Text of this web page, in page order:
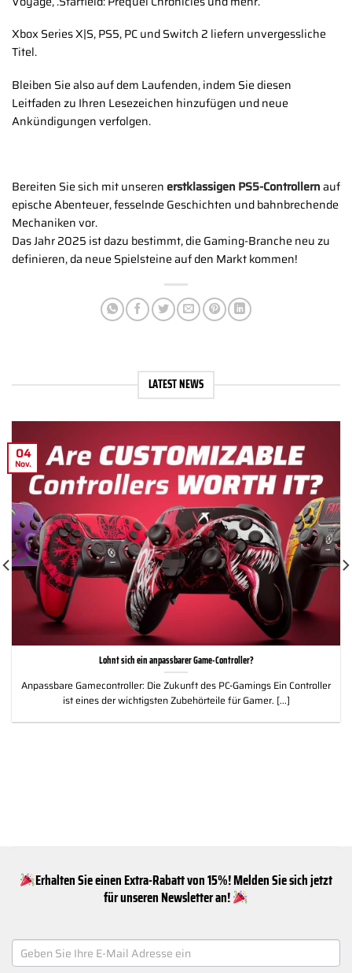
Xbox Series X|S, PS5, PC und Switch 2 liefern unvergessliche
Titel.
Bleiben Sie also auf dem Laufenden, indem Sie diesen
Leitfaden zu Ihren Lesezeichen hinzufügen und neue
Ankündigungen verfolgen.
Bereiten Sie sich mit unserenerstklassigen PS5-Controllernauf
epische Abenteuer, fesselnde Geschichten und bahnbrechende
Mechaniken vor.
Das Jahr 2025 ist dazu bestimmt, die Gaming-Branche neu zu
definieren, da neue Spielsteine ​​auf den Markt kommen!
LATEST NEWS
Lohnt sich ein anpassbarer Game-Controller?
Anpassbare Gamecontroller: Die Zukunft des PC-Gamings Ein Controller
ist eines der wichtigsten Zubehörteile für Gamer. [...]
04
Nov.
Erhalten Sie einen Extra-Rabatt von 15%! Melden Sie sich jetzt
für unseren Newsletter an!
NEWSLETTER
SIGNUP